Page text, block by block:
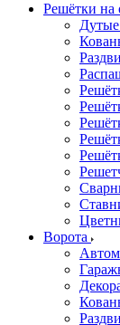
Решётки на
Ворота